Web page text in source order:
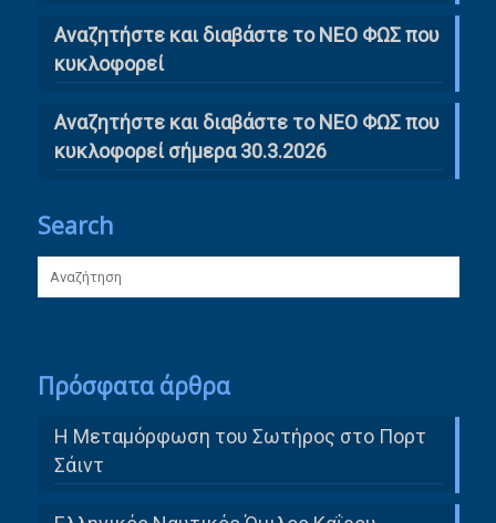
Αναζητήστε και διαβάστε το ΝΕΟ ΦΩΣ που
κυκλοφορεί
Αναζητήστε και διαβάστε το ΝΕΟ ΦΩΣ που
κυκλοφορεί σήμερα 30.3.2026
Search
Πρόσφατα άρθρα
Η Μεταμόρφωση του Σωτήρος στο Πορτ
Σάιντ